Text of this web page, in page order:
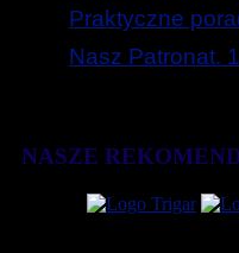
Praktyczne
Nasz Patronat.
NASZE